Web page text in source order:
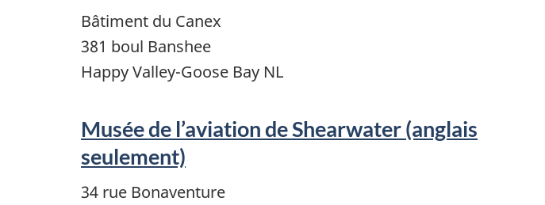
Bâtiment du Canex
381 boul Banshee
Happy Valley-Goose Bay NL
Musée de l’aviation de Shearwater (anglais
seulement)
34 rue Bonaventure